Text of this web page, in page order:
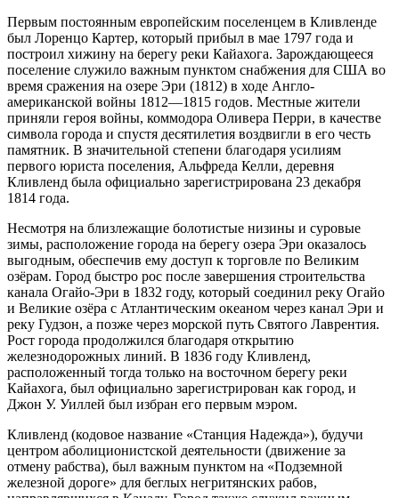
Первым постоянным европейским поселенцем в Кливленде
был Лоренцо Картер, который прибыл в мае 1797 года и
построил хижину на берегу реки Кайахога. Зарождающееся
поселение служило важным пунктом снабжения для США во
время сражения на озере Эри (1812) в ходе Англо-
американской войны 1812—1815 годов. Местные жители
приняли героя войны, коммодора Оливера Перри, в качестве
символа города и спустя десятилетия воздвигли в его честь
памятник. В значительной степени благодаря усилиям
первого юриста поселения, Альфреда Келли, деревня
Кливленд была официально зарегистрирована 23 декабря
1814 года.
Несмотря на близлежащие болотистые низины и суровые
зимы, расположение города на берегу озера Эри оказалось
выгодным, обеспечив ему доступ к торговле по Великим
озёрам. Город быстро рос после завершения строительства
канала Огайо-Эри в 1832 году, который соединил реку Огайо
и Великие озёра с Атлантическим океаном через канал Эри и
реку Гудзон, а позже через морской путь Святого Лаврентия.
Рост города продолжился благодаря открытию
железнодорожных линий. В 1836 году Кливленд,
расположенный тогда только на восточном берегу реки
Кайахога, был официально зарегистрирован как город, и
Джон У. Уиллей был избран его первым мэром.
Кливленд (кодовое название «Станция Надежда»), будучи
центром аболиционистской деятельности (движение за
отмену рабства), был важным пунктом на «Подземной
железной дороге» для беглых негритянских рабов,